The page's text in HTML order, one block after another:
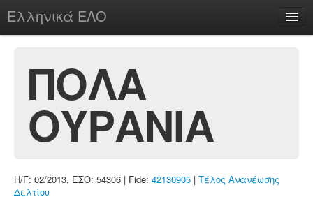
Ελληνικά ΕΛΟ
chesstu.be @ discord
Login
ΠΟΛΑ
ΟΥΡΑΝΙΑ
Η/Γ: 02/2013, ΕΣΟ: 54306 | Fide: 42130905 | Τέλος Ανανέωσης
Δελτίου